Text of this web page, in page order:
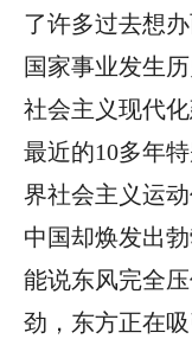
了许多过去想
国家事业发生
社会主义现代
最近的10多年
界社会主义运
中国却焕发出
能说东风完全
劲，东方正在吸